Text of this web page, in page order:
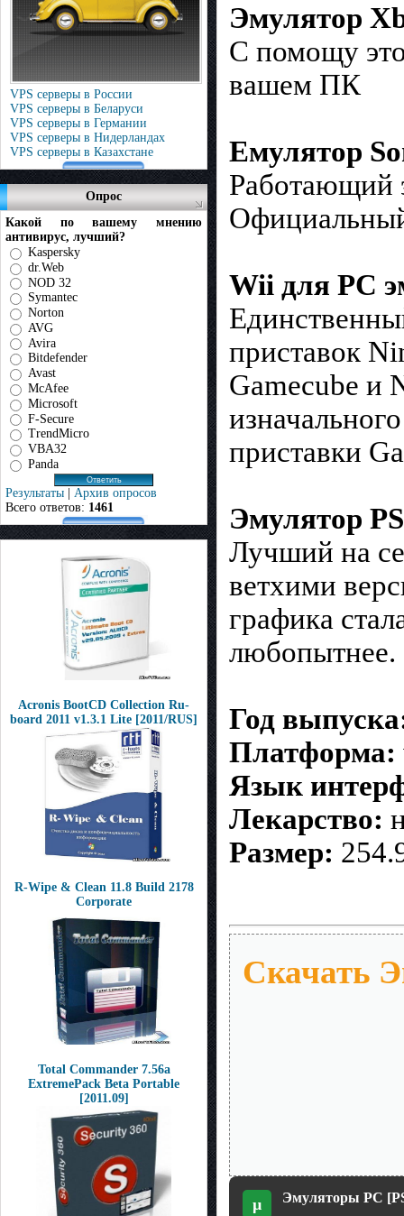
VPS серверы в России
VPS серверы в Беларуси
VPS серверы в Германии
VPS серверы в Нидерландах
VPS серверы в Казахстане
Опрос
Какой по вашему мнению
антивирус, лучший?
Kaspersky
dr.Web
NOD 32
Symantec
Norton
AVG
Avira
Bitdefender
Avast
McAfee
Microsoft
F-Secure
TrendMicro
VBA32
Panda
Результаты | Архив опросов
Всего ответов: 1461
Acronis BootCD Collection Ru-
board 2011 v1.3.1 Lite [2011/RUS]
R-Wipe & Clean 11.8 Build 2178
Corporate
Total Commander 7.56a
ExtremePack Beta Portable
[2011.09]
Эмулятор
С помощу
вашем ПК
Емулятор
Работающий
Wii для PC
приставок
Gamecube и
приставки
Эмулятор
Лучший на
ветхими
графика
любопытнее.
Год
Платформа:
Язык
Лекарство:
Размер:
Скачать
µ Эмуляторы PC